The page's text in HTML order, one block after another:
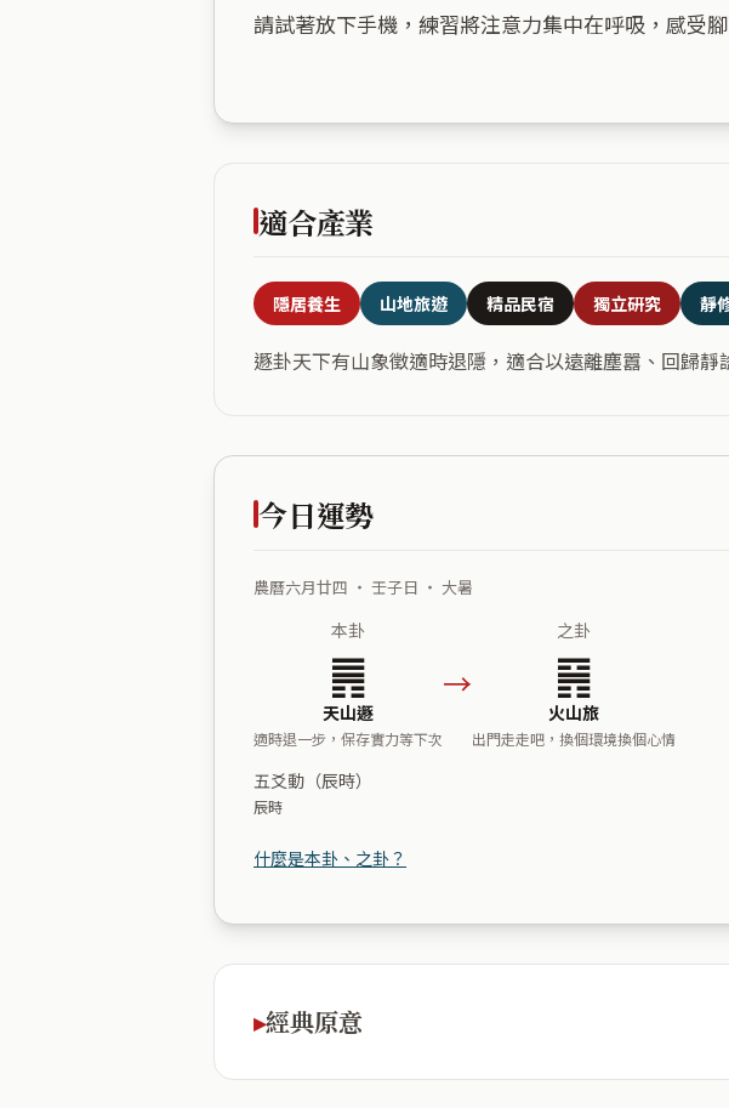
請試著放下手機，練習將注意力集中在呼吸，感受
適合產業
隱居養生 山地旅遊 精品民宿 獨立研究 靜
遯卦天下有山象徵適時退隱，適合以遠離塵囂、回歸靜
今日運勢
農曆六月廿四 ・ 壬子日 ・ 大暑
本卦
䷠
天山遯
適時退一步，保存實力等下次
→
之卦
䷷
火山旅
出門走走吧，換個環境換個心情
五爻動（辰時）
辰時
什麼是本卦、之卦？
經典原意